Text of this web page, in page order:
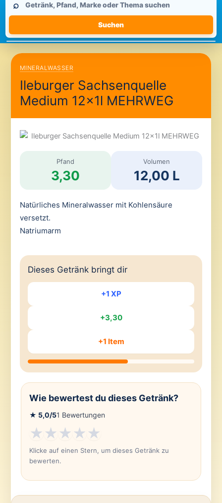
durchsuchen
⌕
Suchen
MINERALWASSER
Ileburger Sachsenquelle
Medium 12x1l MEHRWEG
Pfand
3,30
Volumen
12,00 L
Natürliches Mineralwasser mit Kohlensäure
versetzt.
Natriumarm
Dieses Getränk bringt dir
+1 XP
+3,30
+1 Item
Wie bewertest du dieses Getränk?
★ 5,0/51 Bewertungen
★★★★★
Klicke auf einen Stern, um dieses Getränk zu
bewerten.